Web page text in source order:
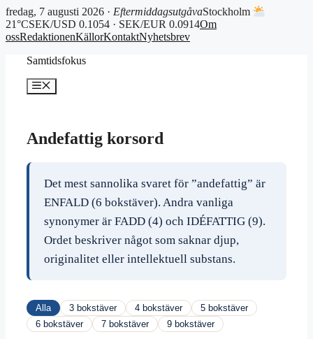
fredag, 7 augusti 2026 · EftermiddagsutgåvaStockholm
21°CSEK/USD 0.1054 · SEK/EUR 0.0914Om
ossRedaktionenKällorKontaktNyhetsbrev
Samtidsfokus
Meny
Andefattig korsord
Det mest sannolika svaret för ”andefattig” är
ENFALD (6 bokstäver). Andra vanliga
synonymer är FADD (4) och IDÉFATTIG (9).
Ordet beskriver något som saknar djup,
originalitet eller intellektuell substans.
Alla 3 bokstäver 4 bokstäver
5 bokstäver
6 bokstäver
7 bokstäver 9 bokstäver